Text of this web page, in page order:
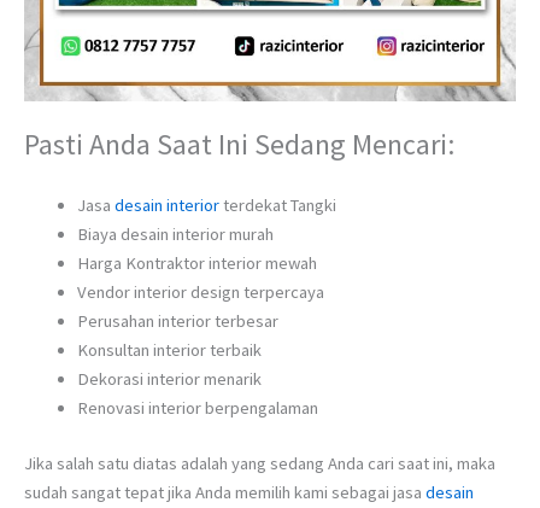
Pasti Anda Saat Ini Sedang Mencari:
Jasa desain interiorterdekat Tangki
Biaya desain interior murah
Harga Kontraktor interior mewah
Vendor interior design terpercaya
Perusahan interior terbesar
Konsultan interior terbaik
Dekorasi interior menarik
Renovasi interior berpengalaman
Jika salah satu diatas adalah yang sedang Anda cari saat ini, maka
sudah sangat tepat jika Anda memilih kami sebagai jasa desain